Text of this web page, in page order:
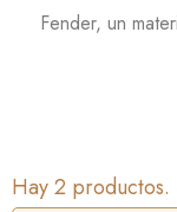
Fender, un
Hay 2 productos.